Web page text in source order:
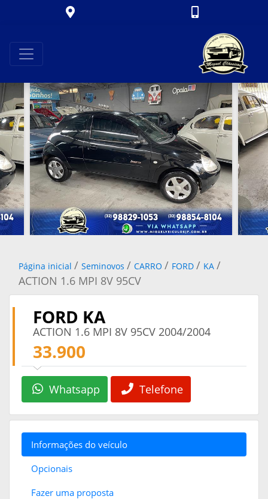
Página inicial / Seminovos / CARRO / FORD / KA /
ACTION 1.6 MPI 8V 95CV
FORD KA
ACTION 1.6 MPI 8V 95CV 2004/2004
33.900
Whatsapp Telefone
Informações do veículo
Opcionais
Fazer uma proposta